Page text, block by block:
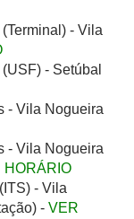
- Vila
- Setúbal
- Vila Nogueira
- Vila Nogueira
HORÁRIO
- Vila
- VER